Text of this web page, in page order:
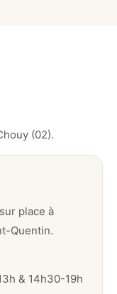
(02).
place à
Quentin.
& 14h30-19h